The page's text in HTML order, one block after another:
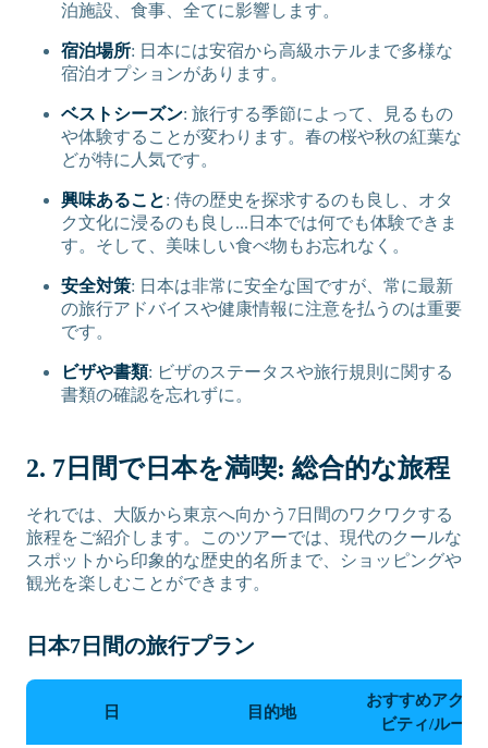
泊施設、食事、全てに影響します。
宿泊場所: 日本には安宿から高級ホテルまで多様な
宿泊オプションがあります。
ベストシーズン: 旅行する季節によって、見るもの
や体験することが変わります。春の桜や秋の紅葉な
どが特に人気です。
興味あること: 侍の歴史を探求するのも良し、オタ
ク文化に浸るのも良し...日本では何でも体験できま
す。そして、美味しい食べ物もお忘れなく。
安全対策: 日本は非常に安全な国ですが、常に最新
の旅行アドバイスや健康情報に注意を払うのは重要
です。
ビザや書類: ビザのステータスや旅行規則に関する
書類の確認を忘れずに。
2. 7日間で日本を満喫: 総合的な旅程
それでは、大阪から東京へ向かう7日間のワクワクする
旅程をご紹介します。このツアーでは、現代のクールな
スポットから印象的な歴史的名所まで、ショッピングや
観光を楽しむことができます。
日本7日間の旅行プラン
日 目的地
おすすめアクテ
ビティ/ルート